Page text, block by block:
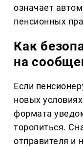
означает
пенсионных
Как
на
Если
новых
формата
торопиться.
отправителя и